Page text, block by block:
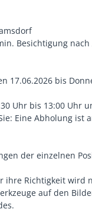
Besichtigung nach
17.06.2026 bis
Uhr bis 13:00 Uhr
Eine Abholung ist
der einzelnen
ihre Richtigkeit wird
auf den